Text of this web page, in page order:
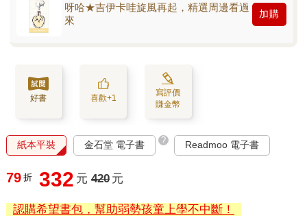
呀哈★吉伊卡哇旋風再起，精選周邊看過
來
加購
好書 喜歡+1
寫評價
賺金幣
紙本平裝 金石堂 電子書 ? Readmoo 電子書
79 折 332 元 420 元
認購希望書包，幫助弱勢孩童上學不中斷！